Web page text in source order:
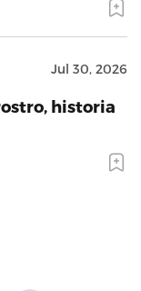
Jul 30, 2026
historia